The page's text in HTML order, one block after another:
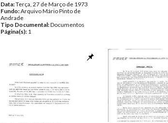
Data:Terça, 27 de Março de 1973
Fundo:Arquivo Mário Pinto de
Andrade
Tipo Documental:Documentos
Página(s): 1